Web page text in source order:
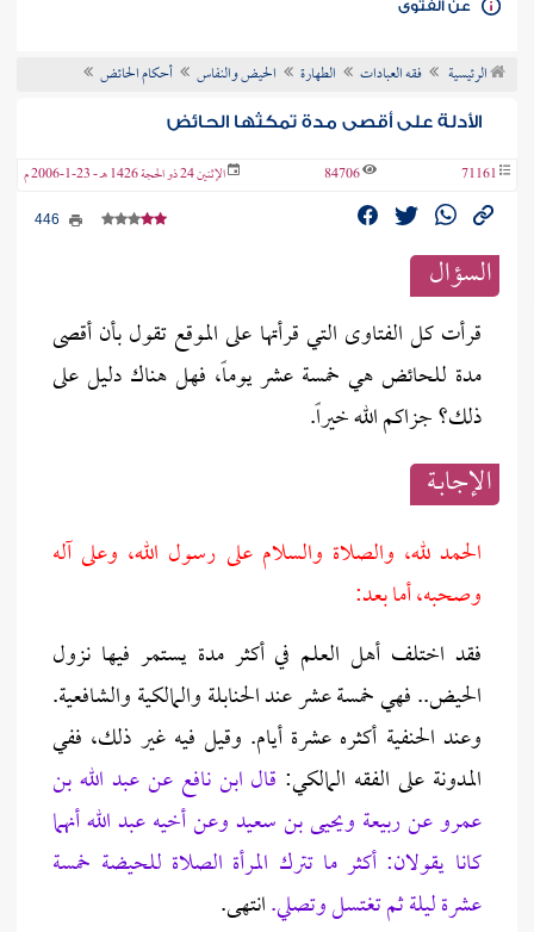
مختارات الفتاوى
الفتوى
الرئيسية فقه العبادات الطهارة الحيض والنفاس أحكام الحائض
الأدلة على أقصى مدة تمكثها الحائض
71161
84706 الإثنين 24 ذو الحجة 1426 هـ - 23-1-2006 م
السؤال
قرأت كل الفتاوى التي قرأتها على الموقع تقول بأن أقصى
مدة للحائض هي خمسة عشر يوماً، فهل هناك دليل على
ذلك؟ جزاكم الله خيراً.
الإجابــة
الحمد لله، والصلاة والسلام على رسول الله، وعلى آله
وصحبه، أما بعد:
فقد اختلف أهل العلم في أكثر مدة يستمر فيها نزول
الحيض.. فهي خمسة عشر عند الحنابلة والمالكية والشافعية.
وعند الحنفية أكثره عشرة أيام. وقيل فيه غير ذلك، ففي
المدونة على الفقه المالكي: قال ابن نافع عن عبد الله بن
عمرو عن ربيعة ويحيى بن سعيد وعن أخيه عبد الله أنهما
كانا يقولان: أكثر ما تترك المرأة الصلاة للحيضة خمسة
عشرة ليلة ثم تغتسل وتصلي.انتهى.